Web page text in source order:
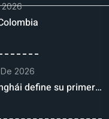
2026
2026
define su primer…